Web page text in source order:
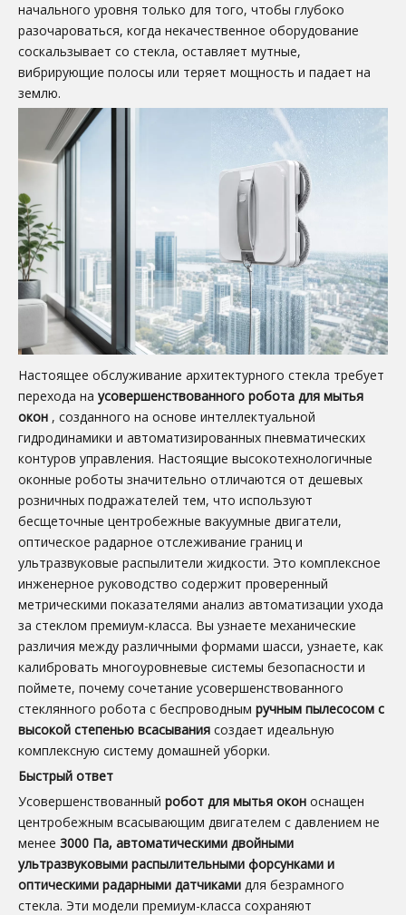
начального уровня только для того, чтобы глубоко
разочароваться, когда некачественное оборудование
соскальзывает со стекла, оставляет мутные,
вибрирующие полосы или теряет мощность и падает на
землю.
Настоящее обслуживание архитектурного стекла требует
перехода на усовершенствованного робота для мытья
окон , созданного на основе интеллектуальной
гидродинамики и автоматизированных пневматических
контуров управления. Настоящие высокотехнологичные
оконные роботы значительно отличаются от дешевых
розничных подражателей тем, что используют
бесщеточные центробежные вакуумные двигатели,
оптическое радарное отслеживание границ и
ультразвуковые распылители жидкости. Это комплексное
инженерное руководство содержит проверенный
метрическими показателями анализ автоматизации ухода
за стеклом премиум-класса. Вы узнаете механические
различия между различными формами шасси, узнаете, как
калибровать многоуровневые системы безопасности и
поймете, почему сочетание усовершенствованного
стеклянного робота с беспроводным ручным пылесосом с
высокой степенью всасывания создает идеальную
комплексную систему домашней уборки.
Быстрый ответ
Усовершенствованный робот для мытья окон оснащен
центробежным всасывающим двигателем с давлением не
менее 3000 Па, автоматическими двойными
ультразвуковыми распылительными форсунками и
оптическими радарными датчиками для безрамного
стекла. Эти модели премиум-класса сохраняют